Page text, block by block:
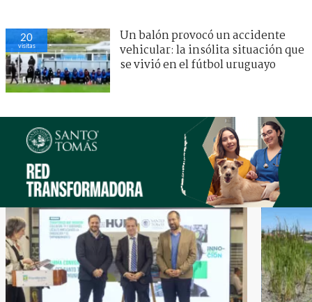
20
visitas
Un balón provocó un accidente
vehicular: la insólita situación que
se vivió en el fútbol uruguayo